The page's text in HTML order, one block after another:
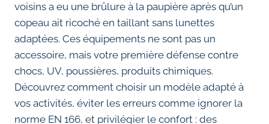
voisins a eu une brûlure à la paupière après qu’un
copeau ait ricoché en taillant sans lunettes
adaptées. Ces équipements ne sont pas un
accessoire, mais votre première défense contre
chocs, UV, poussières, produits chimiques.
Découvrez comment choisir un modèle adapté à
vos activités, éviter les erreurs comme ignorer la
norme EN 166, et privilégier le confort : des